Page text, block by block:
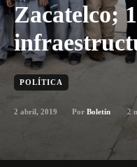
Zacatelco;
POLÍTICA
2 abril, 2019 Por Boletín 2